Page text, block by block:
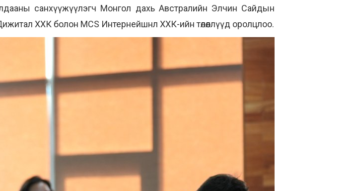
санхүүжүүлэгч Монгол дахь Австралийн Элчин Сайдын
ХХК болон MCS Интернейшнл ХХК-ийн төлөөллүүд оролцлоо.